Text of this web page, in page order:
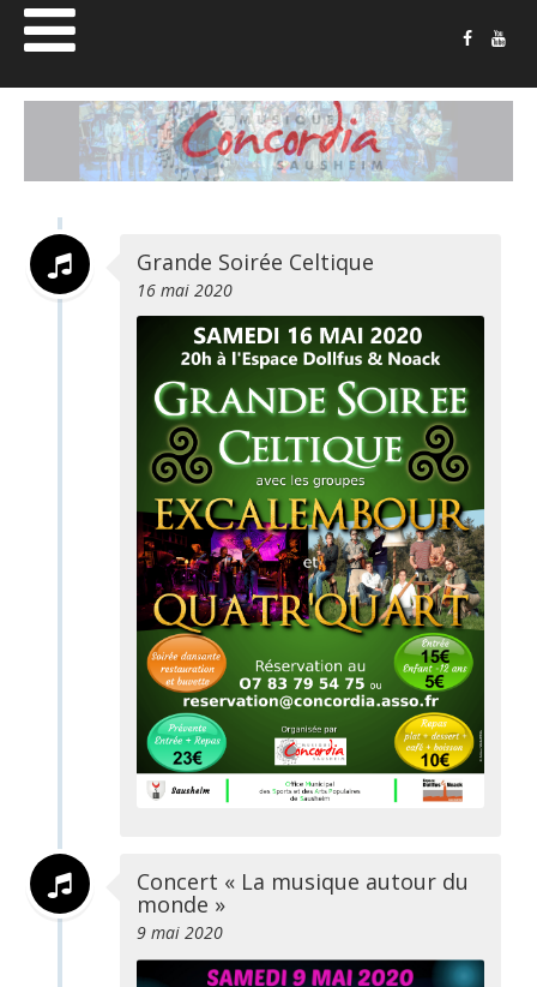
Musique
Concordia
Sausheim
Grande Soirée Celtique
16 mai 2020
Concert « La musique autour du
monde »
9 mai 2020